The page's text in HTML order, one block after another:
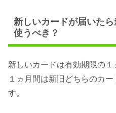
新しいカードが届いた
使うべき？
新しいカードは有効期限の１
１ヵ月間は新旧どちらのカ
す。